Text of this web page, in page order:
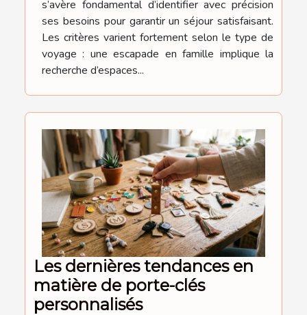
s’avère fondamental d’identifier avec précision
ses besoins pour garantir un séjour satisfaisant.
Les critères varient fortement selon le type de
voyage : une escapade en famille implique la
recherche d’espaces...
Les dernières tendances en
matière de porte-clés
personnalisés